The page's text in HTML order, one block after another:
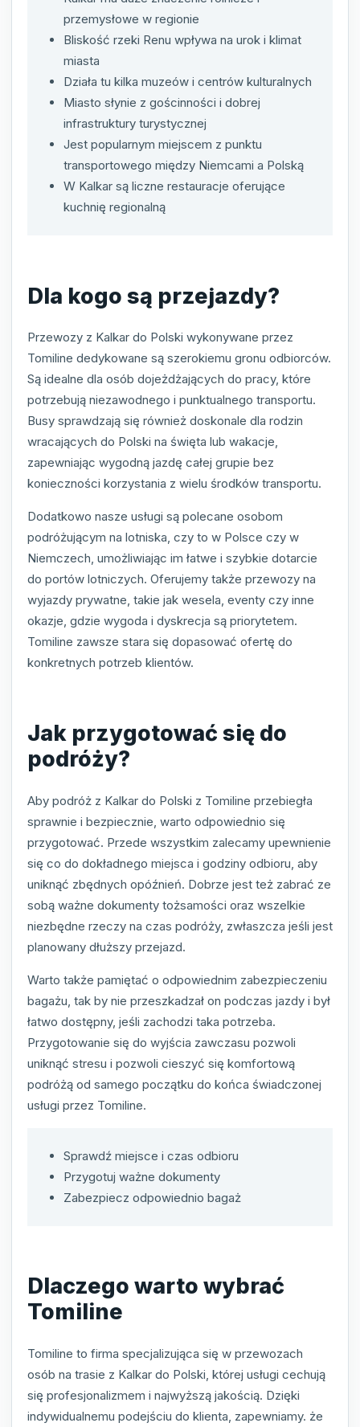
przemysłowe w regionie
Bliskość rzeki Renu wpływa na urok i klimat
miasta
Działa tu kilka muzeów i centrów kulturalnych
Miasto słynie z gościnności i dobrej
infrastruktury turystycznej
Jest popularnym miejscem z punktu
transportowego między Niemcami a Polską
W Kalkar są liczne restauracje oferujące
kuchnię regionalną
Dla kogo są przejazdy?
Przewozy z Kalkar do Polski wykonywane przez
Tomiline dedykowane są szerokiemu gronu odbiorców.
Są idealne dla osób dojeżdżających do pracy, które
potrzebują niezawodnego i punktualnego transportu.
Busy sprawdzają się również doskonale dla rodzin
wracających do Polski na święta lub wakacje,
zapewniając wygodną jazdę całej grupie bez
konieczności korzystania z wielu środków transportu.
Dodatkowo nasze usługi są polecane osobom
podróżującym na lotniska, czy to w Polsce czy w
Niemczech, umożliwiając im łatwe i szybkie dotarcie
do portów lotniczych. Oferujemy także przewozy na
wyjazdy prywatne, takie jak wesela, eventy czy inne
okazje, gdzie wygoda i dyskrecja są priorytetem.
Tomiline zawsze stara się dopasować ofertę do
konkretnych potrzeb klientów.
Jak przygotować się do
podróży?
Aby podróż z Kalkar do Polski z Tomiline przebiegła
sprawnie i bezpiecznie, warto odpowiednio się
przygotować. Przede wszystkim zalecamy upewnienie
się co do dokładnego miejsca i godziny odbioru, aby
uniknąć zbędnych opóźnień. Dobrze jest też zabrać ze
sobą ważne dokumenty tożsamości oraz wszelkie
niezbędne rzeczy na czas podróży, zwłaszcza jeśli jest
planowany dłuższy przejazd.
Warto także pamiętać o odpowiednim zabezpieczeniu
bagażu, tak by nie przeszkadzał on podczas jazdy i był
łatwo dostępny, jeśli zachodzi taka potrzeba.
Przygotowanie się do wyjścia zawczasu pozwoli
uniknąć stresu i pozwoli cieszyć się komfortową
podróżą od samego początku do końca świadczonej
usługi przez Tomiline.
Sprawdź miejsce i czas odbioru
Przygotuj ważne dokumenty
Zabezpiecz odpowiednio bagaż
Dlaczego warto wybrać
Tomiline
Tomiline to firma specjalizująca się w przewozach
osób na trasie z Kalkar do Polski, której usługi cechują
się profesjonalizmem i najwyższą jakością. Dzięki
indywidualnemu podejściu do klienta, zapewniamy. że